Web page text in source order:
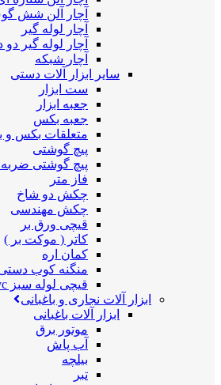
آچار آلن شش
آچار لوله گیر
آچار لوله گیر
آچار شبکه
سایر ابزار آلات دستی
ست ابزار
جعبه ابزار
جعبه بکس
متعلقات بکس و
پیچ گوشتی
پیچ گوشتی ضربه
فاز متر
چکش دو شاخ
چکش مهندسی
قیچی ورق بر
کاتر ( موکت بر )
کمان اره
منگنه کوب
قیچی لوله سبز pvc
ابزار آلات نجاری و باغبانی
ابزار آلات باغبانی
موتور برق
آب پاش
بیلچه
تبر